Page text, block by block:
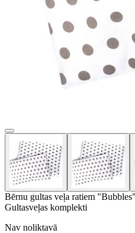
Bērnu gultas veļa ratiem "Bubbles"
Gultasveļas komplekti
Nav noliktavā